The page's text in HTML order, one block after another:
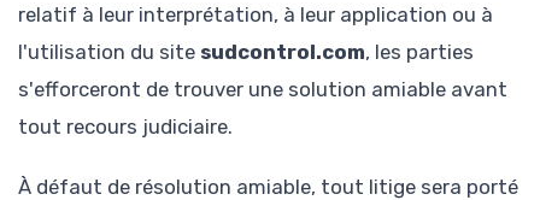
relatif à leur interprétation, à leur application ou à
l'utilisation du site sudcontrol.com, les parties
s'efforceront de trouver une solution amiable avant
tout recours judiciaire.
À défaut de résolution amiable, tout litige sera porté